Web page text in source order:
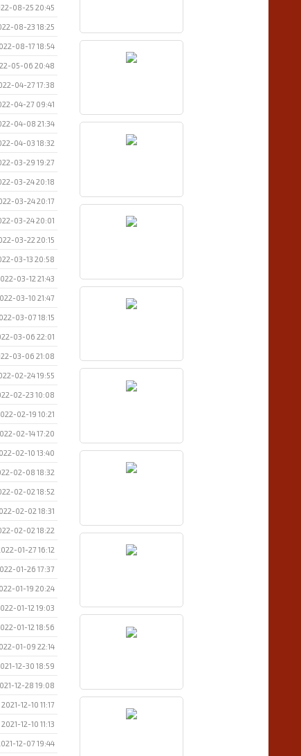
08-25 20:45
08-23 18:25
08-17 18:54
05-06 20:48
04-27 17:38
04-27 09:41
04-08 21:34
04-03 18:32
03-29 19:27
03-24 20:18
03-24 20:17
03-24 20:01
03-22 20:15
03-13 20:58
03-12 21:43
03-10 21:47
03-07 18:15
03-06 22:01
03-06 21:08
02-24 19:55
02-23 10:08
02-19 10:21
02-14 17:20
02-10 13:40
02-08 18:32
02-02 18:52
02-02 18:31
02-02 18:22
01-27 16:12
01-26 17:37
01-19 20:24
01-12 19:03
01-12 18:56
01-09 22:14
12-30 18:59
12-28 19:08
2021-12-10 11:17
2021-12-10 11:13
12-07 19:44